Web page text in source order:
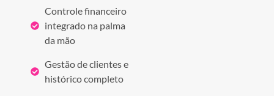
Controle financeiro
integrado na palma
da mão
Gestão de clientes e
histórico completo